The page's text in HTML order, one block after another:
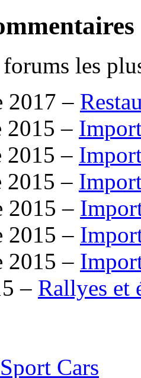
les
2017 –
2015 –
2015 –
2015 –
2015 –
2015 –
2015 –
– Rallyes et
Cars